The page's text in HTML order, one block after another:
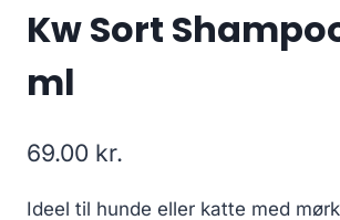
Kw Sort
ml
69.00 kr.
Ideel til hunde eller katte med